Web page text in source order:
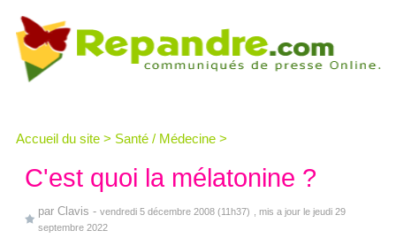
Accueil du site > Santé / Médecine >
C'est quoi la mélatonine ?
par Clavis - vendredi 5 décembre 2008 (11h37)
, mis a jour le jeudi 29
septembre 2022